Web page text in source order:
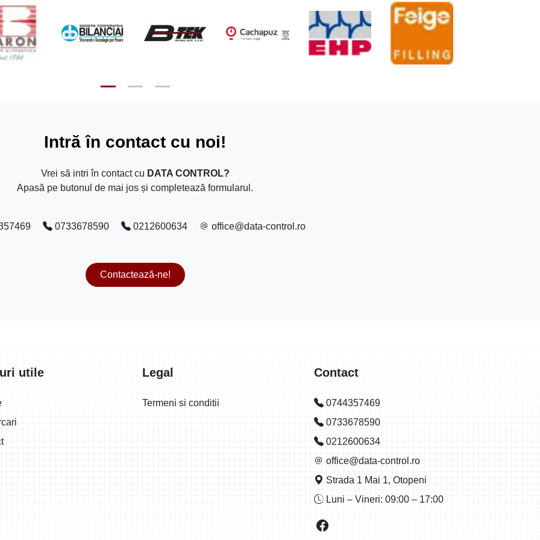
Intră în contact cu noi!
Vrei să intri în contact cu DATA CONTROL?
Apasă pe butonul de mai jos și completează formularul.
0733678590 0212600634 office@data-control.ro
Contactează-ne!
utile Legal
Termeni si conditii
Contact
0744357469
0733678590
0212600634
office@data-control.ro
Strada 1 Mai 1, Otopeni
Luni – Vineri: 09:00 – 17:00